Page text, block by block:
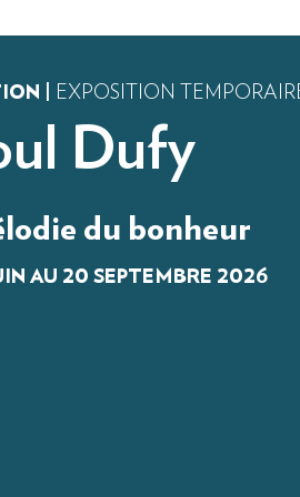
| EXPOSITION
Dufy
du bonheur
AU 20 SEPTEMBRE 2026